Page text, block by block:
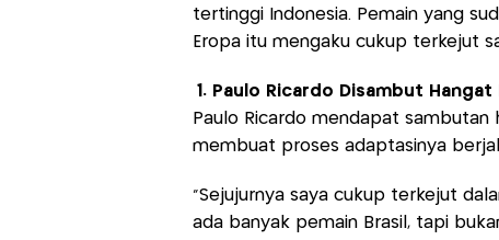
tertinggi Indonesia. Pemain yang
Eropa itu mengaku cukup terkejut
1. Paulo Ricardo Disambut
Paulo Ricardo mendapat sambutan
membuat proses adaptasinya
“Sejujurnya saya cukup terkejut
ada banyak pemain Brasil, tapi